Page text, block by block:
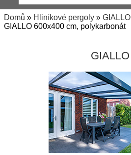
Domů » Hliníkové pergoly » GIALLO
GIALLO 600x400 cm, polykarbonát
GIALLO